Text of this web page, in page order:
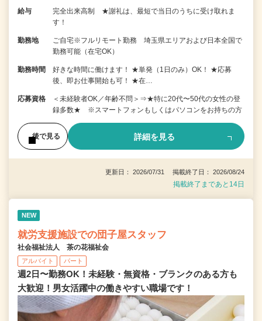
給与
完全出来高制 ★謝礼は、最短で当日のうちに受け取れま
す！
勤務地
ご自宅※フルリモート勤務 埼玉県エリアおよび日本全国で
勤務可能（在宅OK）
勤務時間
好きな時間に働けます！ ★単発（1日のみ）OK！ ★応募
後、即お仕事開始も可！ ★在…
応募資格
＜未経験者OK／年齢不問＞⇒★特に20代〜50代の女性の登
録多数★ ※スマートフォンもしくはパソコンをお持ちの方
後で見る 詳細を見る
更新日： 2026/07/31 掲載終了日： 2026/08/24
掲載終了まであと14日
NEW
就労支援施設での団子屋スタッフ
社会福祉法人 茶の花福祉会
アルバイト パート
週2日〜勤務OK！未経験・無資格・ブランクのある方も
大歓迎！男女活躍中の働きやすい職場です！